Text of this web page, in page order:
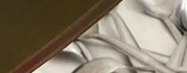
hambúrguer começa de forma indireta na